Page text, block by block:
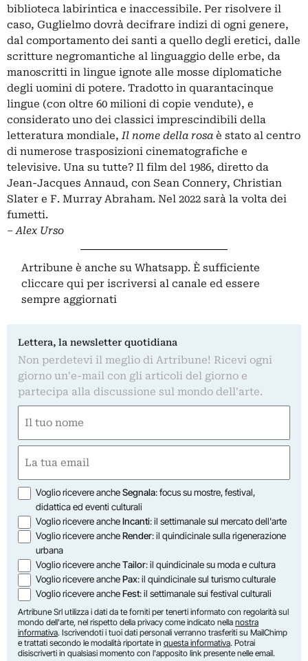
biblioteca labirintica e inaccessibile. Per risolvere il
caso, Guglielmo dovrà decifrare indizi di ogni genere,
dal comportamento dei santi a quello degli eretici, dalle
scritture negromantiche al linguaggio delle erbe, da
manoscritti in lingue ignote alle mosse diplomatiche
degli uomini di potere. Tradotto in quarantacinque
lingue (con oltre 60 milioni di copie vendute), e
considerato uno dei classici imprescindibili della
letteratura mondiale,Il nome della rosa è stato al centro
di numerose trasposizioni cinematografiche e
televisive. Una su tutte? Il film del 1986, diretto da
Jean-Jacques Annaud, con Sean Connery, Christian
Slater e F. Murray Abraham. Nel 2022 sarà la volta dei
fumetti.
– Alex Urso
Artribune è anche su Whatsapp. È sufficiente
cliccare qui per iscriversi al canale ed essere
sempre aggiornati
Lettera, la newsletter quotidiana
Non perdetevi il meglio di Artribune! Ricevi ogni
giorno un'e-mail con gli articoli del giorno e
partecipa alla discussione sul mondo dell'arte.
(Required)
First
(Required)
Opzioni
Voglio ricevere ancheSegnala: focus su mostre, festival,
didattica ed eventi culturali
Voglio ricevere ancheIncanti: il settimanale sul mercato dell'arte
Voglio ricevere ancheRender: il quindicinale sulla rigenerazione
urbana
Voglio ricevere ancheTailor: il quindicinale su moda e cultura
Voglio ricevere anchePax: il quindicinale sul turismo culturale
Voglio ricevere ancheFest: il settimanale sui festival culturali
Artribune Srl utilizza i dati da te forniti per tenerti informato con regolarità sul
mondo dell'arte, nel rispetto della privacy come indicato nella nostra
informativa. Iscrivendoti i tuoi dati personali verranno trasferiti su MailChimp
e trattati secondo le modalità riportate in questa informativa. Potrai
disiscriverti in qualsiasi momento con l'apposito link presente nelle email.